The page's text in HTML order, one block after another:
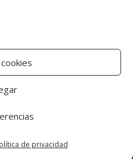
de privacidad